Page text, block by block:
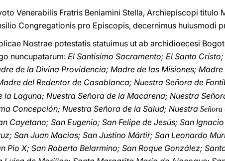
Venerabilis Fratris Beniamini Stella, Archiepiscopi titulo
Congregationis pro Episcopis, decernimus huiusmodi
Nostrae potestatis statuimus ut ab archidioecesi
nuncupatarum: El Santisimo Sacramento; El Santo
de la Divina Providencia; Madre de las Misiones;
del Redentor de Casablanca; Nuestra Señora de
la Laguna; Nuestra Señora de la Macarena; Nuestra
Concepción; Nuestra Señora de la Salud; Nuestra Señora
Cayetano; San Eugenio; San Felipe de Jesús; San
San Juan Macias; San Justino Mártir; San Leonardo
Pio X; San Roberto Belarmino; San Roque González;